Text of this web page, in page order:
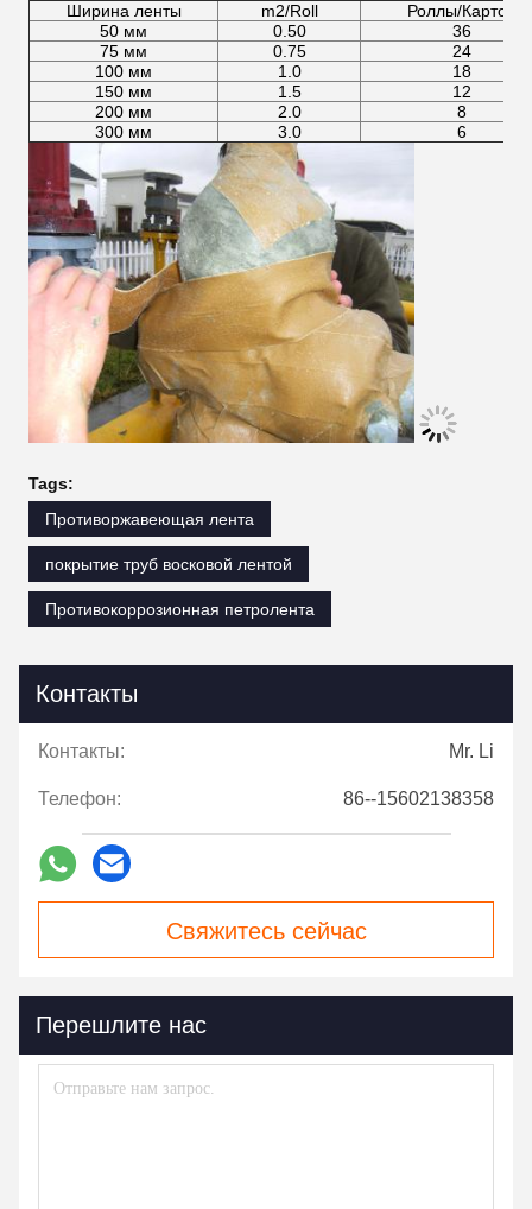
Ширина ленты m2/Roll
Роллы/Картон
50 мм
0.50
36
75 мм
0.75
24
100 мм
1.0
18
150 мм
1.5
12
200 мм
2.0
8
300 мм
3.0 6
Tags:
Противоржавеющая лента
покрытие труб восковой лентой
Противокоррозионная петролента
Контакты
Контакты: Mr. Li
Телефон: 86--15602138358
Свяжитесь сейчас
Перешлите нас